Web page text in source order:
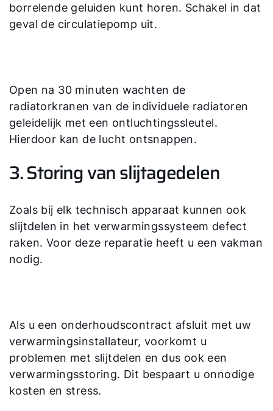
borrelende geluiden kunt horen. Schakel in dat
geval de circulatiepomp uit.
Open na 30 minuten wachten de
radiatorkranen van de individuele radiatoren
geleidelijk met een ontluchtingssleutel.
Hierdoor kan de lucht ontsnappen.
3. Storing van slijtagedelen
Zoals bij elk technisch apparaat kunnen ook
slijtdelen in het verwarmingssysteem defect
raken. Voor deze reparatie heeft u een vakman
nodig.
Als u een onderhoudscontract afsluit met uw
verwarmingsinstallateur, voorkomt u
problemen met slijtdelen en dus ook een
verwarmingsstoring. Dit bespaart u onnodige
kosten en stress.
Contact met het team
Contactformulier